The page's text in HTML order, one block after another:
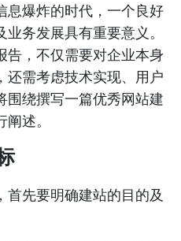
息爆炸的时代，一个良好
务发展具有重要意义。
告，不仅需要对企业本身
还需考虑技术实现、用户
围绕撰写一篇优秀网站建
述。
先要明确建站的目的及